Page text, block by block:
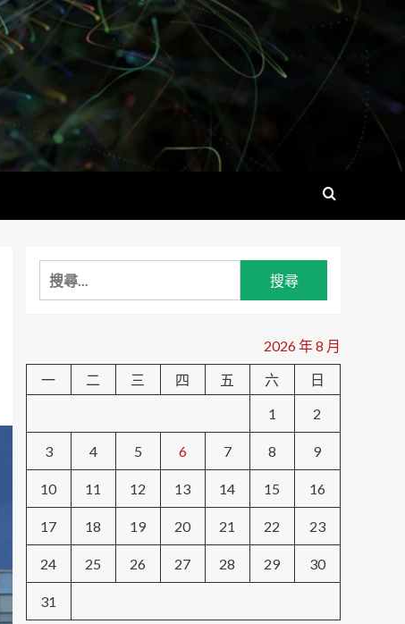
搜
尋
字:
2026 年 8 月
一
二 三 四 五 六
日
1
2
3 4 5 6 7 8 9
10 11 12 13 14 15 16
17 18 19 20 21 22 23
24 25 26 27 28 29 30
31